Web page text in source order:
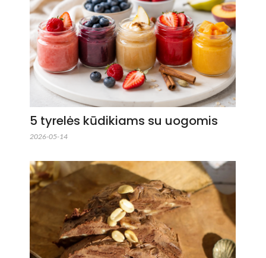
5 tyrelės kūdikiams su uogomis
2026-05-14